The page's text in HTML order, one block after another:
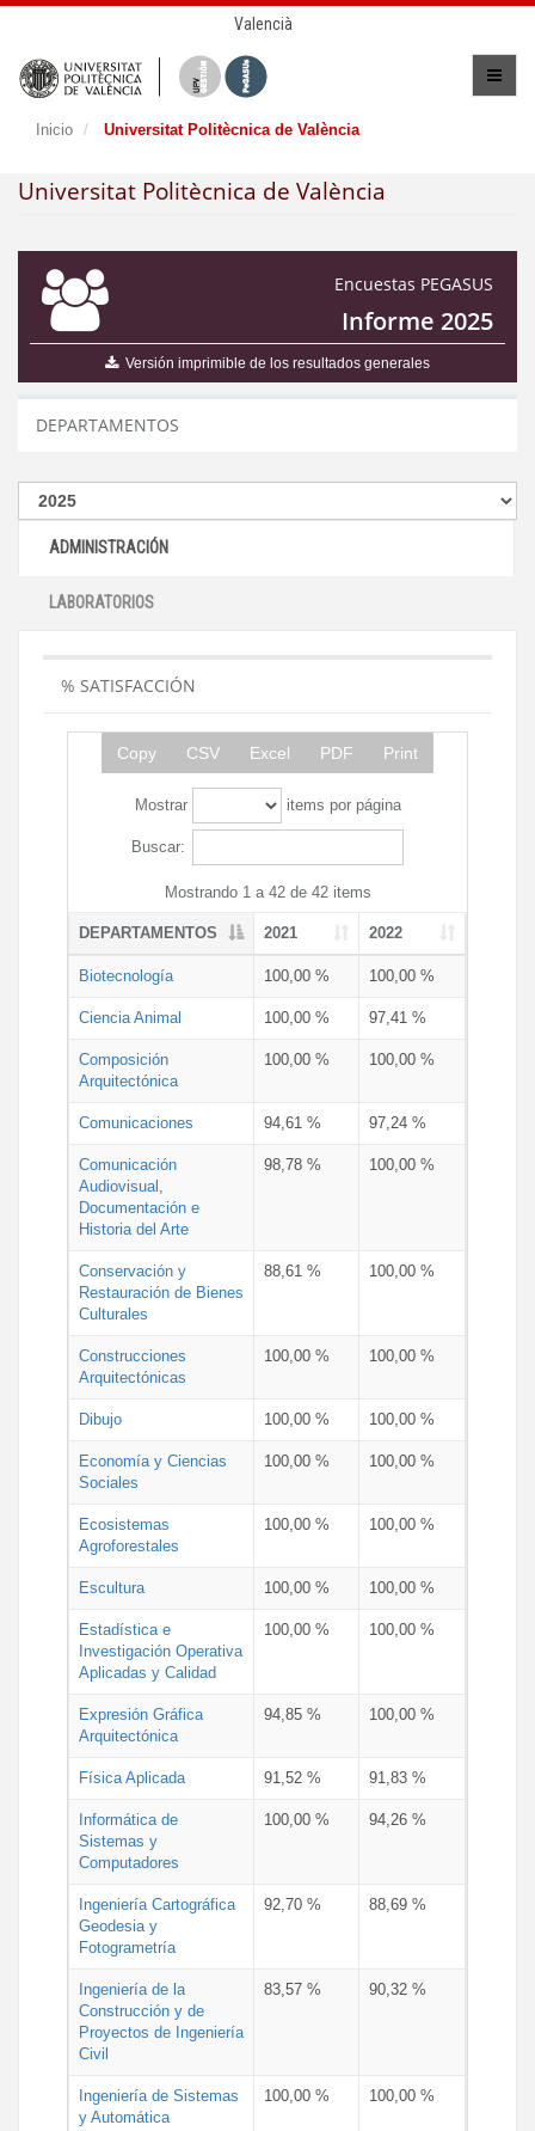
Valencià
Inicio Universitat Politècnica de València
Universitat Politècnica de València
Encuestas PEGASUS
Informe 2025
Versión imprimible de los resultados generales
DEPARTAMENTOS
ADMINISTRACIÓN
LABORATORIOS
% SATISFACCIÓN
Copy CSV Excel PDF Print
Mostrar items por página
Buscar:
Mostrando 1 a 42 de 42 items
DEPARTAMENTOS 2021 2022
Biotecnología 100,00 % 100,00 %
Ciencia Animal 100,00 % 97,41 %
Composición
Arquitectónica
100,00 % 100,00 %
Comunicaciones 94,61 % 97,24 %
Comunicación
Audiovisual,
Documentación e
Historia del Arte
98,78 % 100,00 %
Conservación y
Restauración de Bienes
Culturales
88,61 % 100,00 %
Construcciones
Arquitectónicas
100,00 % 100,00 %
Dibujo 100,00 % 100,00 %
Economía y Ciencias
Sociales
100,00 % 100,00 %
Ecosistemas
Agroforestales
100,00 % 100,00 %
Escultura 100,00 % 100,00 %
Estadística e
Investigación Operativa
Aplicadas y Calidad
100,00 % 100,00 %
Expresión Gráfica
Arquitectónica
94,85 % 100,00 %
Física Aplicada 91,52 % 91,83 %
Informática de
Sistemas y
Computadores
100,00 % 94,26 %
Ingeniería Cartográfica
Geodesia y
Fotogrametría
92,70 % 88,69 %
Ingeniería de la
Construcción y de
Proyectos de Ingeniería
Civil
83,57 % 90,32 %
Ingeniería de Sistemas
y Automática
100,00 % 100,00 %